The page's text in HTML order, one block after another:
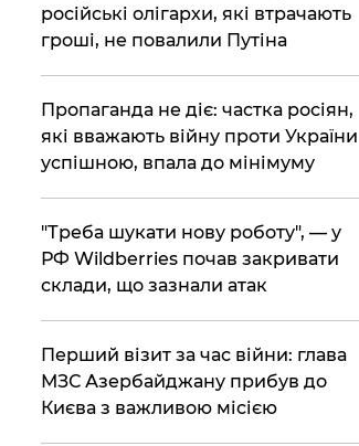
російські олігархи, які втрачають
гроші, не повалили Путіна
​Пропаганда не діє: частка росіян,
які вважають війну проти України
успішною, впала до мінімуму
​"Треба шукати нову роботу", — у
РФ Wildberries почав закривати
склади, що зазнали атак
​Перший візит за час війни: глава
МЗС Азербайджану прибув до
Києва з важливою місією